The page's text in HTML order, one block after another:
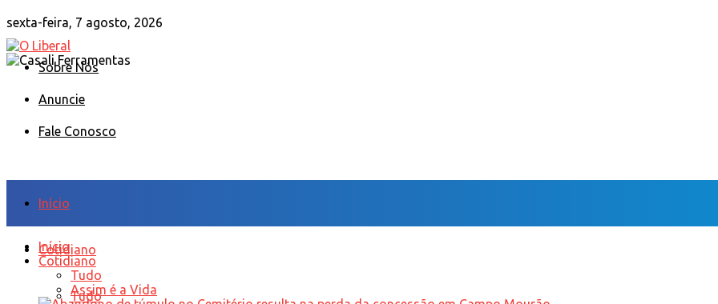
sexta-feira, 7 agosto, 2026
Sobre Nós
Anuncie
Fale Conosco
Início
Cotidiano
Tudo
Início
Cotidiano
Tudo
Assim é a Vida